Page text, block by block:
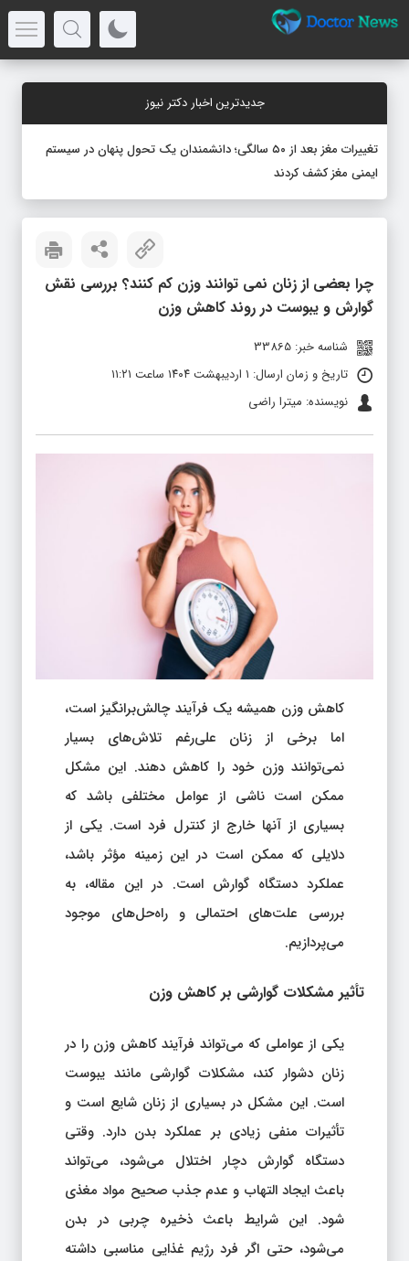
جدیدترین اخبار دکتر نیوز
تغییرات مغز بعد از ۵۰ سالگی؛ دانشمندان یک تحول پنهان در سیستم
ایمنی مغز کشف کردند
چرا بعضی از زنان نمی‌ توانند وزن کم کنند؟ بررسی نقش
گوارش و یبوست در روند کاهش وزن
شناسه خبر: 33865
تاریخ و زمان ارسال: ۱ اردیبهشت ۱۴۰۴ ساعت ۱۱:۲۱
نویسنده: میترا راضی
کاهش وزن همیشه یک فرآیند چالش‌برانگیز است،
اما برخی از زنان علی‌رغم تلاش‌های بسیار
نمی‌توانند وزن خود را کاهش دهند. این مشکل
ممکن است ناشی از عوامل مختلفی باشد که
بسیاری از آنها خارج از کنترل فرد است. یکی از
دلایلی که ممکن است در این زمینه مؤثر باشد،
عملکرد دستگاه گوارش است. در این مقاله، به
بررسی علت‌های احتمالی و راه‌حل‌های موجود
می‌پردازیم.
تأثیر مشکلات گوارشی بر کاهش وزن
یکی از عواملی که می‌تواند فرآیند کاهش وزن را در
زنان دشوار کند، مشکلات گوارشی مانند یبوست
است. این مشکل در بسیاری از زنان شایع است و
تأثیرات منفی زیادی بر عملکرد بدن دارد. وقتی
دستگاه گوارش دچار اختلال می‌شود، می‌تواند
باعث ایجاد التهاب و عدم جذب صحیح مواد مغذی
شود. این شرایط باعث ذخیره چربی در بدن
می‌شود، حتی اگر فرد رژیم غذایی مناسبی داشته